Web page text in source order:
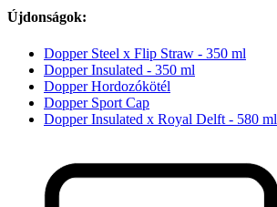
Újdonságok:
Dopper Steel x Flip Straw - 350 ml
Dopper Insulated - 350 ml
Dopper Hordozókötél
Dopper Sport Cap
Dopper Insulated x Royal Delft - 580 ml